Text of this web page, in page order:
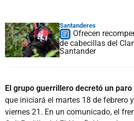
Santanderes
Ofrecen
de cabecillas del
Santander
El grupo guerrillero decretó un
que iniciará el martes 18 de febrero
viernes 21. En un comunicado, el